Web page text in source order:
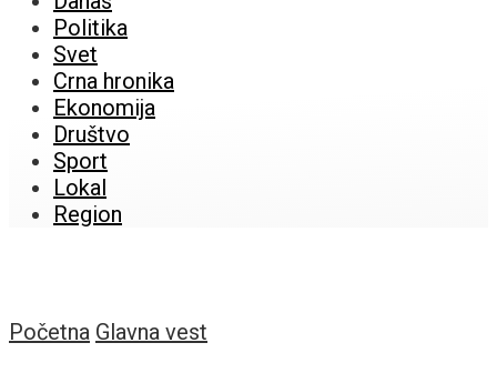
Politika
Svet
Crna hronika
Ekonomija
Društvo
Sport
Lokal
Region
Početna Glavna vest